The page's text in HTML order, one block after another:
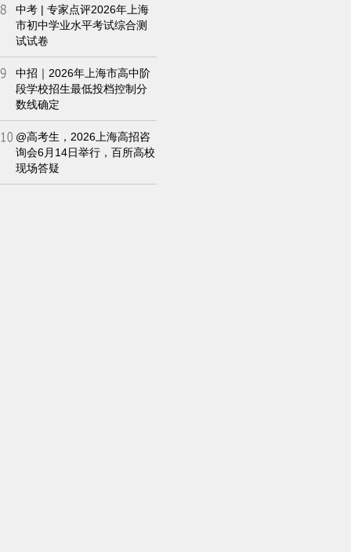
中考 | 专家点评2026年上海
市初中学业水平考试综合测
试试卷
中招｜2026年上海市高中阶
段学校招生最低投档控制分
数线确定
@高考生，2026上海高招咨
询会6月14日举行，百所高校
现场答疑